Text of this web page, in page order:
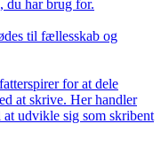
du har brug for.
til fællesskab og
for at dele
at skrive. Her handler
udvikle sig som skribent